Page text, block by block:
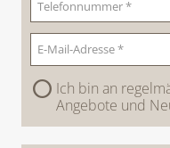
Ich bin an
Angebote und